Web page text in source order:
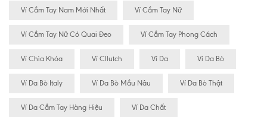
Ví Cầm Tay Nam Mới Nhất Ví Cầm Tay Nữ
Ví Cầm Tay Nữ Có Quai Đeo Ví Cầm Tay Phong Cách
Ví Chìa Khóa Ví Cllutch Ví Da Ví Da Bò
Ví Da Bò Italy Ví Da Bò Mầu Nâu Ví Da Bò Thật
Ví Da Cầm Tay Hàng Hiệu Ví Da Chất